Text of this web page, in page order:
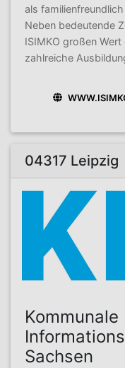
als
Neben bedeutende
ISIMKO großen
zahlreiche
04317 Leipzig
Kommunale
Sachsen